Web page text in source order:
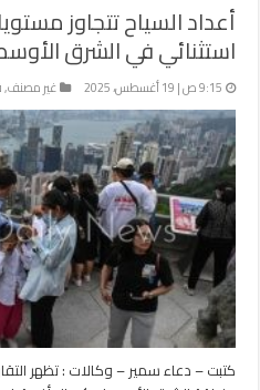
أعداد السياح تتجاوز
استثنائي في الشرق
9:15 ص | 19 أغسطس، 2025 غير مصنف,
كتبت – دعاء سمير – وكالات : تظهر